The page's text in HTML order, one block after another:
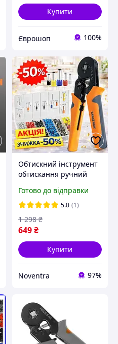
Купити
Єврошоп 100%
Обтискний інструмент
обтискання ручний
кримпер набір для
обтиску прес кліщі
Готово до відправки
5.0 (1)
649₴
1 298 ₴
Купити
Noventra 97%